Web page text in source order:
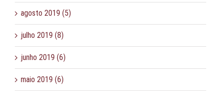
agosto 2019 (5)
julho 2019 (8)
junho 2019 (6)
maio 2019 (6)